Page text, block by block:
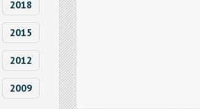
2018
2015
2012
2009